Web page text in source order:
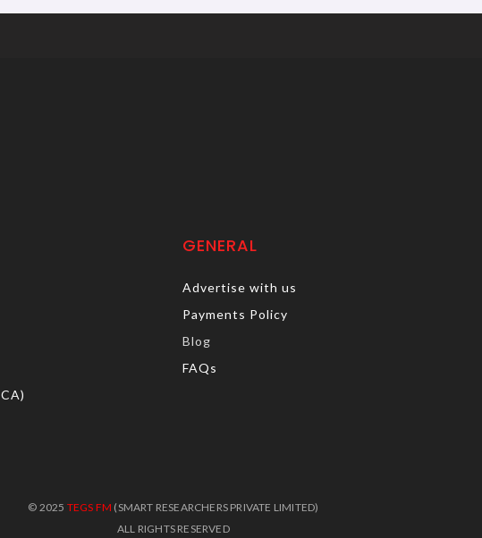
GENERAL
Advertise with us
Payments Policy
Blog
FAQs
© 2025 TEGS FM (SMART RESEARCHERS PRIVATE LIMITED)
ALL RIGHTS RESERVED